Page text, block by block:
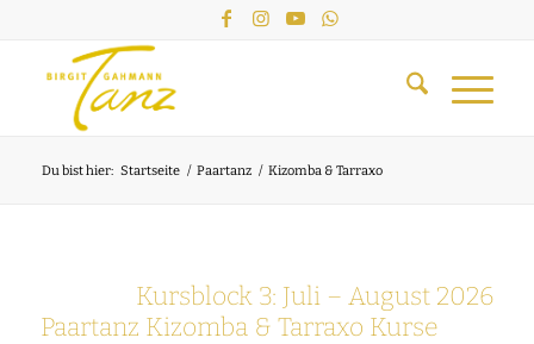
Du bist hier: Startseite / Paartanz / Kizomba & Tarraxo
Kursblock 3: Juli – August 2026
Paartanz Kizomba & Tarraxo Kurse